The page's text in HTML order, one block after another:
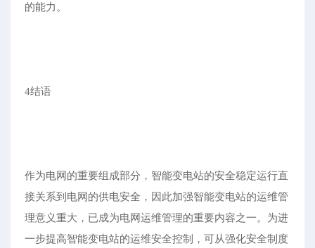
的能力。
4结语
作为电网的重要组成部分，智能变电站的安全稳定运行直
接关系到电网的供电安全，因此加强智能变电站的运维管
理意义重大，已成为电网运维管理的重要内容之一。为进
一步提高智能变电站的运维安全控制，可从强化安全制度